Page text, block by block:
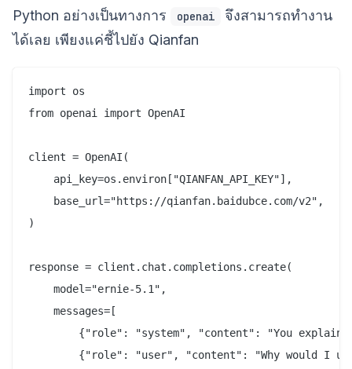
Python อย่างเป็นทางการ
openai
จึงสามารถทำงาน
ได้เลย เพียงแค่ชี้ไปยัง Qianfan
import os
from openai import OpenAI
client = OpenAI(
    api_key=os.environ["QIANFAN_API_KEY"],
    base_url="https://qianfan.baidubce.com/v2",
)
response = client.chat.completions.create(
    model="ernie-5.1",
    messages=[
{"role": "system", "content": "You explain
{"role": "user", "content": "Why would I